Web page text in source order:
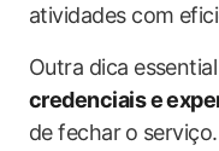
atividades com‌
Outra dica
credenciais‌ e
de fechar ⁣o